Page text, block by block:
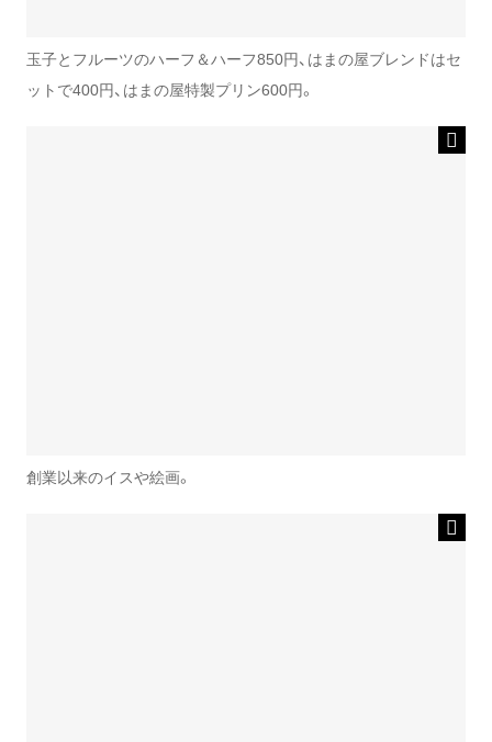
玉子とフルーツのハーフ＆ハーフ850円、はまの屋ブレンドはセ
ットで400円、はまの屋特製プリン600円。
創業以来のイスや絵画。